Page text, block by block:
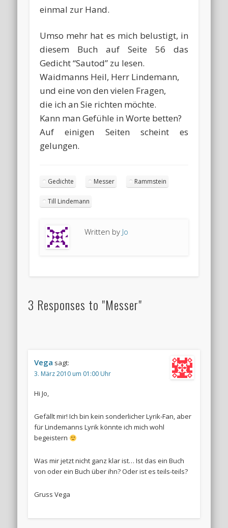
einmal zur Hand.
Umso mehr hat es mich belustigt, in
diesem Buch auf Seite 56 das
Gedicht “Sautod” zu lesen.
Waidmanns Heil, Herr Lindemann,
und eine von den vielen Fragen,
die ich an Sie richten möchte.
Kann man Gefühle in Worte betten?
Auf einigen Seiten scheint es
gelungen.
Gedichte Messer Rammstein
Till Lindemann
Written by Jo
3 Responses to "Messer"
Vega sagt:
3. März 2010 um 01:00 Uhr
Hi Jo,
Gefällt mir! Ich bin kein sonderlicher Lyrik-Fan, aber
für Lindemanns Lyrik könnte ich mich wohl
begeistern
Was mir jetzt nicht ganz klar ist… Ist das ein Buch
von oder ein Buch über ihn? Oder ist es teils-teils?
Gruss Vega